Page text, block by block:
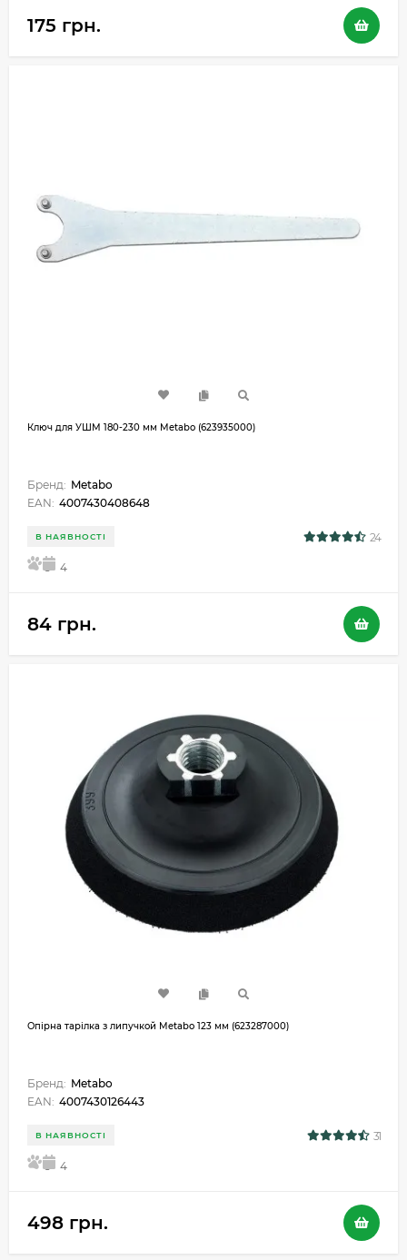
175 грн.
Ключ для УШМ 180-230 мм Metabo (623935000)
Бренд: Metabo
EAN: 4007430408648
В НАЯВНОСТІ 24
5 4
84 грн.
Опірна тарілка з липучкой Metabo 123 мм (623287000)
Бренд: Metabo
EAN: 4007430126443
В НАЯВНОСТІ 31
5 4
498 грн.